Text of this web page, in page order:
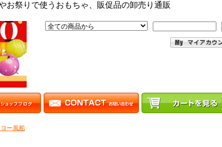
お祭りで使うおもちゃ、販促品の卸売り通販
ー風船